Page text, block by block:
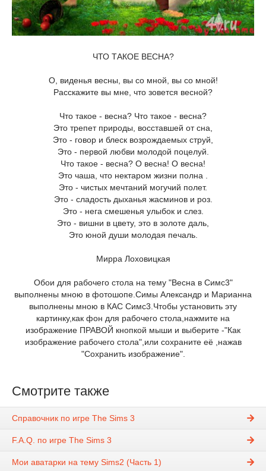
ЧТО ТАКОЕ ВЕСНА?
О, виденья весны, вы со мной, вы со мной!
Расскажите вы мне, что зовется весной?
Что такое - весна? Что такое - весна?
Это трепет природы, восставшей от сна,
Это - говор и блеск возрождаемых струй,
Это - первой любви молодой поцелуй.
Что такое - весна? О весна! О весна!
Это чаша, что нектаром жизни полна .
Это - чистых мечтаний могучий полет.
Это - сладость дыханья жасминов и роз.
Это - нега смешенья улыбок и слез.
Это - вишни в цвету, это в золоте даль,
Это юной души молодая печаль.
Мирра Лоховицкая
Обои для рабочего стола на тему "Весна в Симс3"
выполнены мною в фотошопе.Симы Александр и Марианна
выполнены мною в КАС Симс3.Чтобы установить эту
картинку,как фон для рабочего стола,нажмите на
изображение ПРАВОЙ кнопкой мыши и выберите -"Как
изображение рабочего стола",или сохраните её ,нажав
"Сохранить изображение".
Смотрите также
Справочник по игре The Sims 3
F.A.Q. по игре The Sims 3
Мои аватарки на тему Sims2 (Часть 1)